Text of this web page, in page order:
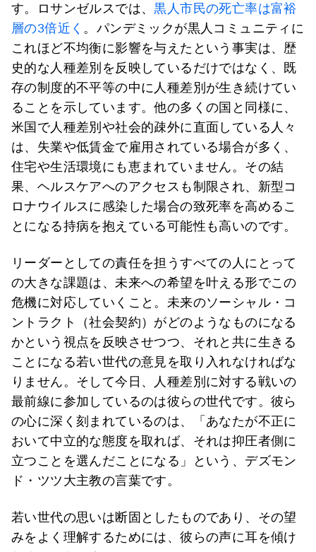
す。ロサンゼルスでは、黒人市民の死亡率は富裕
層の3倍近く 。パンデミックが黒人コミュニティに
これほど不均衡に影響を与えたという事実は、歴
史的な人種差別を反映しているだけではなく、既
存の制度的不平等の中に人種差別が生き続けてい
ることを示しています。他の多くの国と同様に、
米国で人種差別や社会的疎外に直面している人々
は、失業や低賃金で雇用されている場合が多く、
住宅や生活環境にも恵まれていません。その結
果、ヘルスケアへのアクセスも制限され、新型コ
ロナウイルスに感染した場合の致死率を高めるこ
とになる持病を抱えている可能性も高いのです。
リーダーとしての責任を担うすべての人にとって
の大きな課題は、未来への希望を叶える形でこの
危機に対応していくこと。未来のソーシャル・コ
ントラクト（社会契約）がどのようなものになる
かという視点を反映させつつ、それと共に生きる
ことになる若い世代の意見を取り入れなければな
りません。そして今日、人種差別に対する戦いの
最前線に参加しているのは彼らの世代です。彼ら
の心に深く刻まれているのは、「あなたが不正に
おいて中立的な態度を取れば、それは抑圧者側に
立つことを選んだことになる」という、デズモン
ド・ツツ大主教の言葉です。
若い世代の思いは断固としたものであり、その望
みをよく理解するためには、彼らの声に耳を傾け